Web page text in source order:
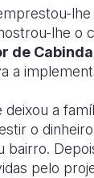
lhe o
de
a
deixou a
o
bairro.
pelo